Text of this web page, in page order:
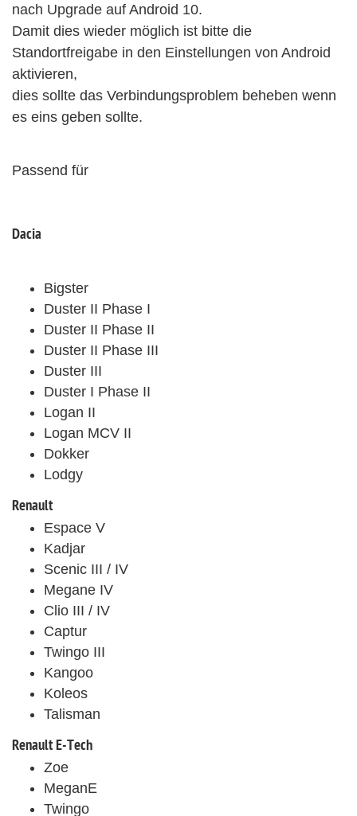
nach Upgrade auf Android 10.
Damit dies wieder möglich ist bitte die
Standortfreigabe in den Einstellungen von Android
aktivieren,
dies sollte das Verbindungsproblem beheben wenn
es eins geben sollte.
Passend für
Dacia
Bigster
Duster II Phase I
Duster II Phase II
Duster II Phase III
Duster III
Duster I Phase II
Logan II
Logan MCV II
Dokker
Lodgy
Renault
Espace V
Kadjar
Scenic III / IV
Megane IV
Clio III / IV
Captur
Twingo III
Kangoo
Koleos
Talisman
Renault E-Tech
Zoe
MeganE
Twingo